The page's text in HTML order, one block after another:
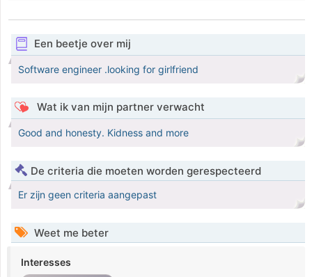
Een beetje over mij
Software engineer .looking for girlfriend
Wat ik van mijn partner verwacht
Good and honesty. Kidness and more
De criteria die moeten worden gerespecteerd
Er zijn geen criteria aangepast
Weet me beter
Interesses